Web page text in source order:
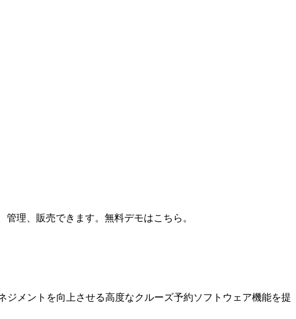
理、販売できます。無料デモはこちら。
メントを向上させる高度なクルーズ予約ソフトウェア機能を提